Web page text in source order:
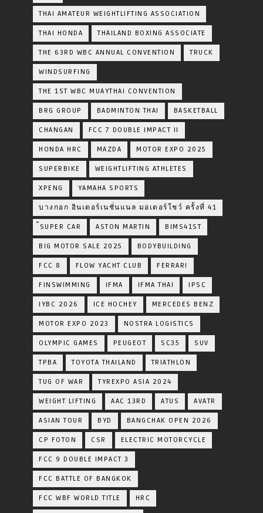
THAI AMATEUR WEIGHTLIFTING ASSOCIATION
THAI HONDA THAILAND BOXING ASSOCIATE
THE 63RD WBC ANNUAL CONVENTION TRUCK
WINDSURFING
THE 1ST WBC MUAYTHAI CONVENTION
BRG GROUP BADMINTON THAI BASKETBALL
CHANGAN FCC 7 DOUBLE IMPACT II
HONDA HRC MAZDA MOTOR EXPO 2025
SUPERBIKE WEIGHTLIFTING ATHLETES
XPENG YAMAHA SPORTS
บางกอก อินเตอร์เนชั่นแนล มอเตอร์โชว์ ครั้งที่ 41
้SUPER CAR ASTON MARTIN BIMS41ST
BIG MOTOR SALE 2025 BODYBUILDING
FCC 8 FLOW YACHT CLUB FERRARI
FINSWIMMING IFMA IFMA THAI IPSC
IYBC 2026 ICE HOCHEY MERCEDES BENZ
MOTOR EXPO 2023 NOSTRA LOGISTICS
OLYMPIC GAMES PEUGEOT SC35 SUV
TPBA TOYOTA​ THAILAND​ TRIATHLON
TUG OF WAR TYREXPO ASIA 2024
WEIGHT LIFTING AAC 13RD ATUS AVATR
ASIAN TOUR BYD BANGCHAK OPEN 2026
CP FOTON CSR ELECTRIC MOTORCYCLE
FCC 9 DOUBLE IMPACT 3
FCC BATTLE OF BANGKOK
FCC WBF WORLD TITLE HRC